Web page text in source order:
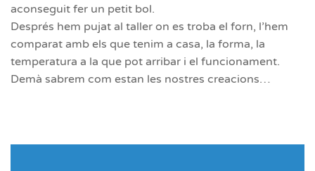
aconseguit fer un petit bol.
Després hem pujat al taller on es troba el forn, l’hem
comparat amb els que tenim a casa, la forma, la
temperatura a la que pot arribar i el funcionament.
Demà sabrem com estan les nostres creacions…